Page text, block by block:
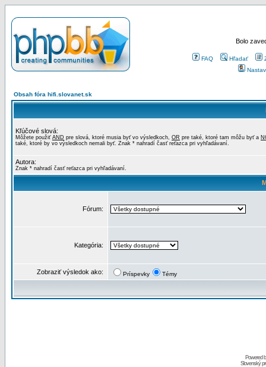
Bolo
FAQ Hľadať
Obsah fóra hifi.slovanet.sk
Kľúčové slová:
Môžete použiť AND pre slová, ktoré musia byť vo výsledkoch, OR pre také, ktoré tam môžu byť a
také, ktoré by vo výsledkoch nemali byť. Znak * nahradí časť reťazca pri vyhľadávaní.
Autora:
Znak * nahradí časť reťazca pri vyhľadávaní.
Fórum:
Kategória:
Zobraziť výsledok ako: Príspevky Témy
Powered
Slovenský